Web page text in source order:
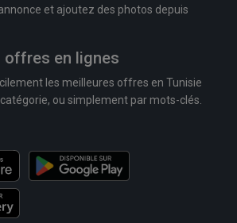
et ajoutez des photos depuis
offres en lignes
les meilleures offres en Tunisie
ou simplement par mots-clés.